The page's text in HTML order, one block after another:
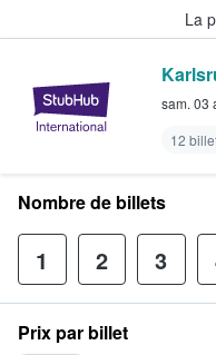
La
sam. 03
12
Nombre de billets
1 2 3
Prix par billet